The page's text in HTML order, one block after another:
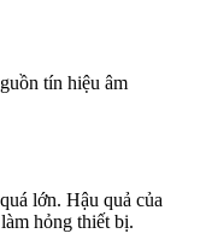
tín hiệu âm
lớn. Hậu quả của
hỏng thiết bị.